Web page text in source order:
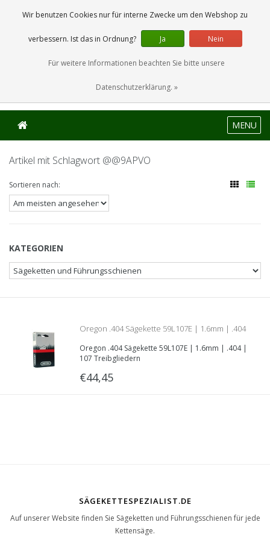
0 Artikel
MENU
Artikel mit Schlagwort @@9APVO
Sortieren nach:
KATEGORIEN
Oregon .404 Sägekette 59L107E | 1.6mm | .404
| 107 Treibgliedern
Oregon .404 Sägekette 59L107E | 1.6mm | .404 |
107 Treibgliedern
€44,45
SÄGEKETTESPEZIALIST.DE
Auf unserer Website finden Sie Sägeketten und Führungsschienen für jede
Kettensäge.
Wir benutzen Cookies nur für interne Zwecke um den Webshop zu
verbessern. Ist das in Ordnung? Ja Nein
Für weitere Informationen beachten Sie bitte unsere
Datenschutzerklärung. »